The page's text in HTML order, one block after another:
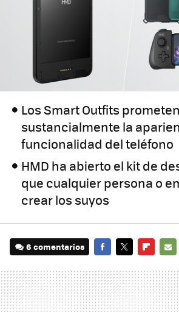
Los Smart Outfits
sustancialmente la
funcionalidad del teléfono
HMD ha abierto el kit de
que cualquier persona o
crear los suyos
6 comentarios
MAIL